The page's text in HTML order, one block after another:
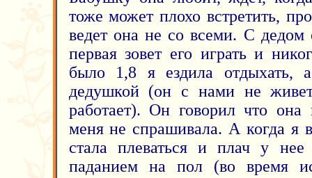
тоже может плохо встретить,
ведет она не со всеми. С дедом
первая зовет его играть и
было 1,8 я ездила отдыхать,
дедушкой (он с нами не
работает). Он говорил что
меня не спрашивала. А когда я
стала плеваться и плач у
паданием на пол (во время